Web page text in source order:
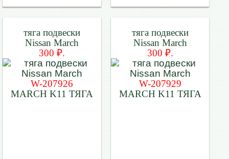
тяга подвески
Nissan March
300 ₽.
W-207926
MARCH K11 ТЯГА
тяга подвески
Nissan March
300 ₽.
W-207929
MARCH K11 ТЯГА